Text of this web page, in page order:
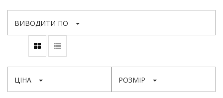
ВИВОДИТИ ПО
ЦІНА РОЗМІР